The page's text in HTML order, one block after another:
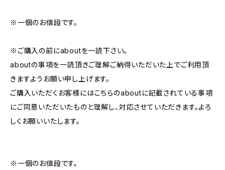
※一個のお値段です。
※ご購入の前にaboutを一読下さい。
aboutの事項を一読頂きご理解ご納得いただいた上でご利用頂
きますようお願い申し上げます。
ご購入いただくお客様にはこちらのaboutに記載されている事項
にご同意いただいたものと理解し、対応させていただきます。よろ
しくお願いいたします。
※一個のお値段です。